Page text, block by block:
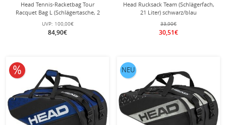
Head Tennis-Racketbag Tour
Racquet Bag L (Schlägertasche, 2
Hauptfächer, Schuhfach) 2024
schwarz/weiss 9er
UVP: 100,00€
84,90€
Head Rucksack Team (Schlägerfach,
21 Liter) schwarz/blau
33,90€
30,51€
10% reduziert NEU